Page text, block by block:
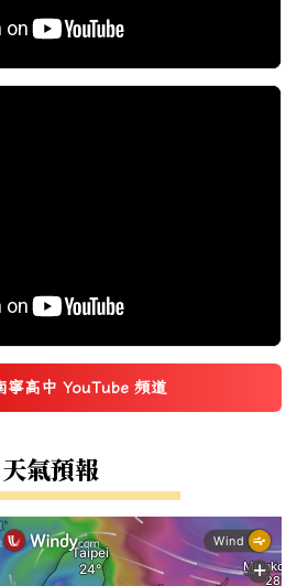
寧高中 YouTube 頻道
(另開新視窗)
天氣預報